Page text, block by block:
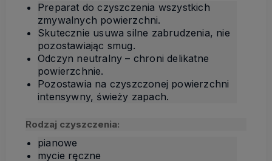
Preparat do czyszczenia wszystkich
zmywalnych powierzchni.
Skutecznie usuwa silne zabrudzenia, nie
pozostawiając smug.
Odczyn neutralny – chroni delikatne
powierzchnie.
Pozostawia na czyszczonej powierzchni
intensywny, świeży zapach.
Rodzaj czyszczenia:
pianowe
mycie ręczne